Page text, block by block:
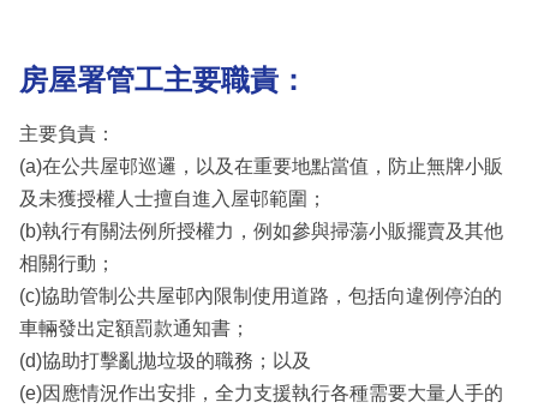
房屋署管工主要職責：
主要負責：
(a)在公共屋邨巡邏，以及在重要地點當值，防止無牌小販
及未獲授權人士擅自進入屋邨範圍；
(b)執行有關法例所授權力，例如參與掃蕩小販擺賣及其他
相關行動；
(c)協助管制公共屋邨內限制使用道路，包括向違例停泊的
車輛發出定額罰款通知書；
(d)協助打擊亂拋垃圾的職務；以及
(e)因應情況作出安排，全力支援執行各種需要大量人手的